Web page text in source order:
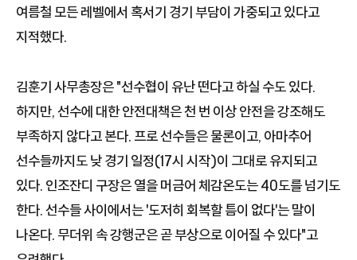
여름철 모든 레벨에서 혹서기 경기 부담이 가중되고 있다고
지적했다.
김훈기 사무총장은 "선수협이 유난 떤다고 하실 수도 있다.
하지만, 선수에 대한 안전대책은 천 번 이상 안전을 강조해도
부족하지 않다고 본다. 프로 선수들은 물론이고, 아마추어
선수들까지도 낮 경기 일정(17시 시작)이 그대로 유지되고
있다. 인조잔디 구장은 열을 머금어 체감온도는 40도를 넘기도
한다. 선수들 사이에서는 '도저히 회복할 틈이 없다'는 말이
나온다. 무더위 속 강행군은 곧 부상으로 이어질 수 있다"고